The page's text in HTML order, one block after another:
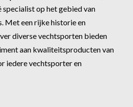
op het gebied van
Met een rijke historie en
diverse vechtsporten bieden
aan kwaliteitsproducten van
iedere vechtsporter en